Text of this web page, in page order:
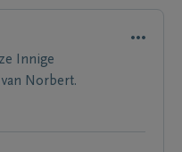
Innige
Norbert.